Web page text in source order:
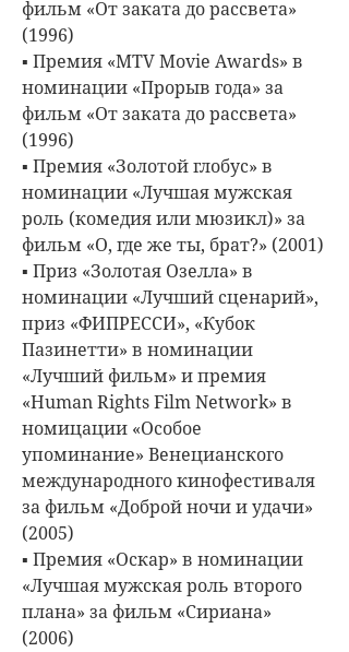
фильм «От заката до рассвета»
(1996)
▪ Премия «MTV Movie Awards» в
номинации «Прорыв года» за
фильм «От заката до рассвета»
(1996)
▪ Премия «Золотой глобус» в
номинации «Лучшая мужская
роль (комедия или мюзикл)» за
фильм «О, где же ты, брат?» (2001)
▪ Приз «Золотая Озелла» в
номинации «Лучший сценарий»,
приз «ФИПРЕССИ», «Кубок
Пазинетти» в номинации
«Лучший фильм» и премия
«Human Rights Film Network» в
номицации «Особое
упоминание» Венецианского
международного кинофестиваля
за фильм «Доброй ночи и удачи»
(2005)
▪ Премия «Оскар» в номинации
«Лучшая мужская роль второго
плана» за фильм «Сириана»
(2006)